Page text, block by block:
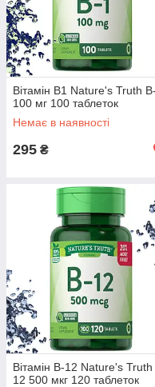
Вітамін В1 Nature's Truth
100 мг 100 таблеток
Немає в наявності
295 ₴
Вітамін В-12 Nature's Truth
12 500 мкг 120 таблеток